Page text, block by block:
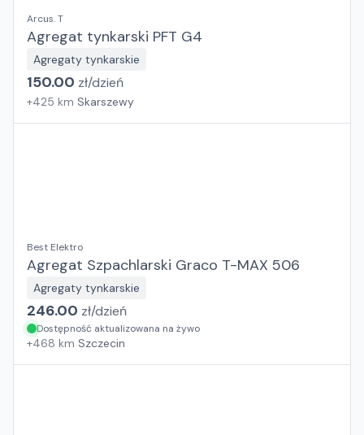
Arcus. T
Agregat tynkarski PFT G4
Agregaty tynkarskie
150.00 zł/dzień
+425 km Skarszewy
Best Elektro
Agregat Szpachlarski Graco T-MAX 506
Agregaty tynkarskie
246.00 zł/dzień
Dostępność aktualizowana na żywo
+468 km Szczecin